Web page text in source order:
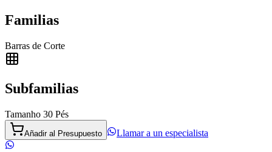
Familias
Barras de Corte
Subfamilias
Tamanho 30 Pés
Añadir al Presupuesto Llamar a un especialista